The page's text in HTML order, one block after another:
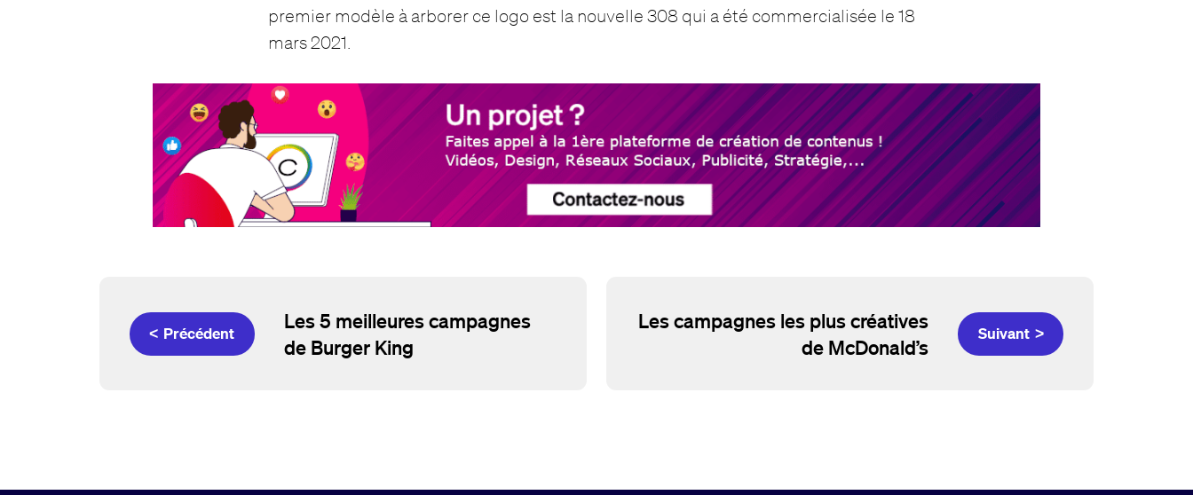
premier modèle à arborer ce logo est la nouvelle 308 qui a été commercialisée le 18
mars 2021.
< Précédent
Les 5 meilleures campagnes
de Burger King
Suivant >
Les campagnes les plus créatives
de McDonald’s